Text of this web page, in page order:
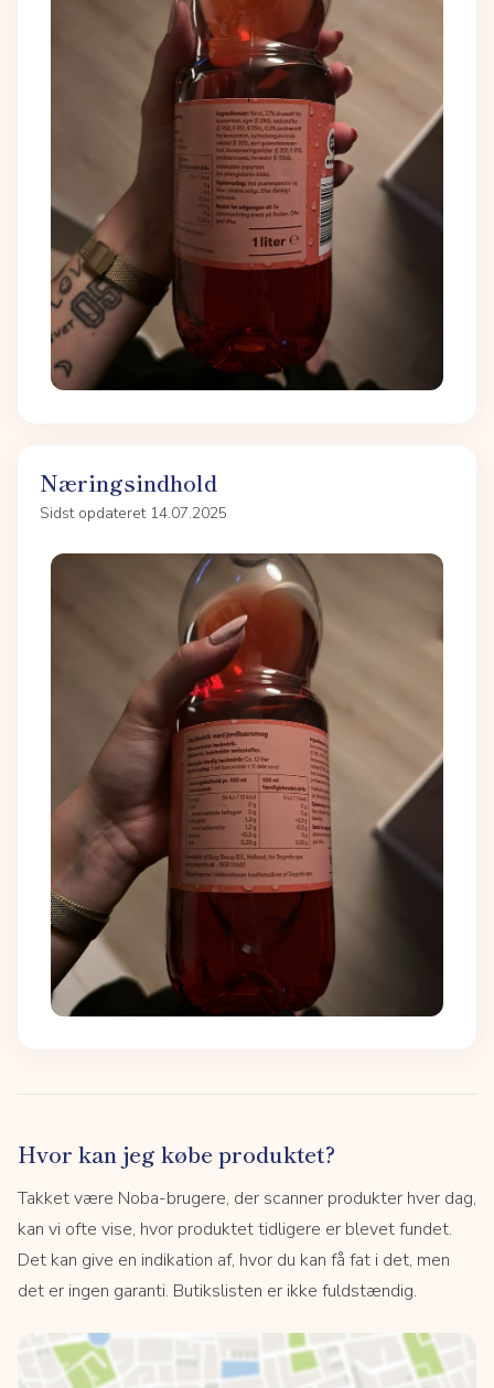
Næringsindhold
Sidst opdateret 14.07.2025
Hvor kan jeg købe produktet?
Takket være Noba-brugere, der scanner produkter hver dag,
kan vi ofte vise, hvor produktet tidligere er blevet fundet.
Det kan give en indikation af, hvor du kan få fat i det, men
det er ingen garanti. Butikslisten er ikke fuldstændig.